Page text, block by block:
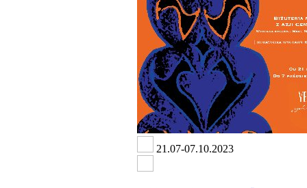
21.07-07.10.2023